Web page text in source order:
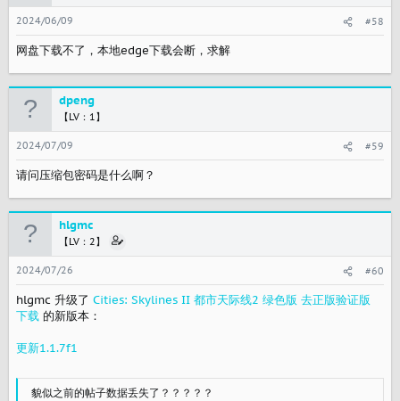
2024/06/09 #58
网盘下载不了，本地edge下载会断，求解
dpeng
【LV：1】
2024/07/09 #59
请问压缩包密码是什么啊？
hlgmc
【LV：2】
2024/07/26 #60
hlgmc 升级了 Cities: Skylines II 都市天际线2 绿色版 去正版验证版
下载 的新版本：
更新1.1.7f1
貌似之前的帖子数据丢失了？？？？？